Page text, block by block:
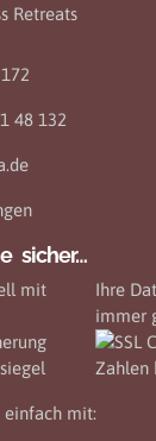
48 132
sicher…
mit
Ihre
immer
einfach mit: